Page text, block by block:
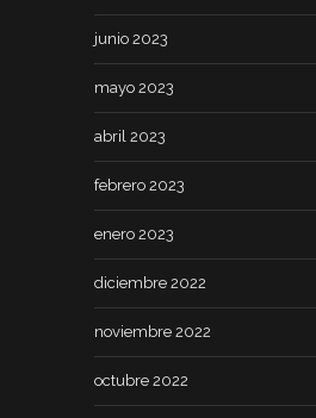
junio 2023
mayo 2023
abril 2023
febrero 2023
enero 2023
diciembre 2022
noviembre 2022
octubre 2022